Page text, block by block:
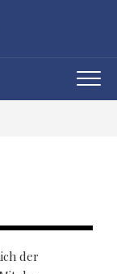
der